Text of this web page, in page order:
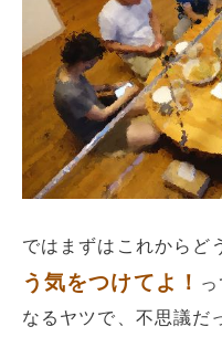
ではまずはこれからど
う気をつけてよ！
なるヤツで、不思議だ